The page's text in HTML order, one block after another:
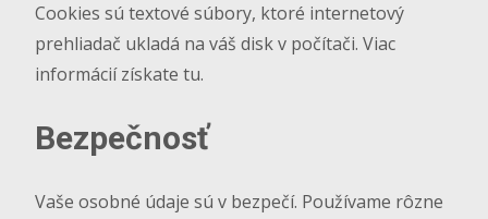
Cookies sú textové súbory, ktoré internetový
prehliadač ukladá na váš disk v počítači. Viac
informácií získate tu.
Bezpečnosť
Vaše osobné údaje sú v bezpečí. Používame rôzne